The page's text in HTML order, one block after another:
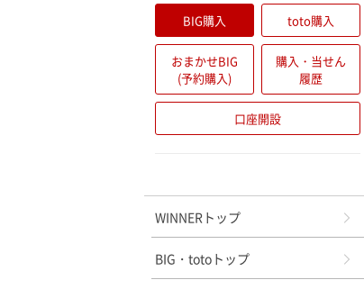
BIG購入 toto購入
おまかせBIG
(予約購入)
購入・当せん
履歴
口座開設
WINNERトップ
BIG・totoトップ